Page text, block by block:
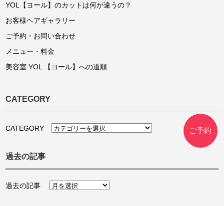
YOL【ヨール】のカットは何が違うの？
お客様ヘアギャラリー
ご予約・お問い合わせ
メニュー・料金
美容室 YOL 【ヨール】への道順
CATEGORY
CATEGORY
過去の記事
過去の記事
ご予約